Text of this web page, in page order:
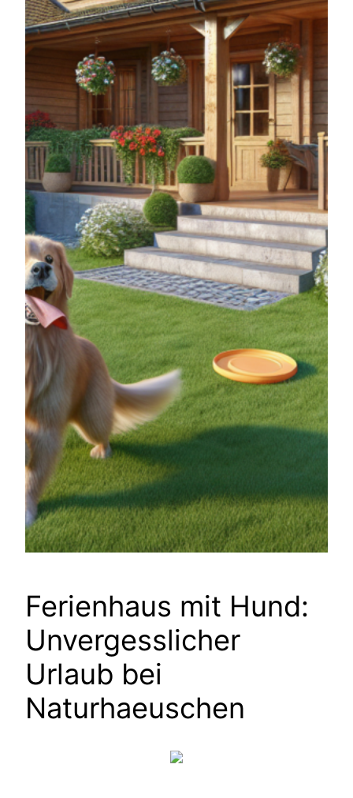
Ferienhaus mit Hund:
Unvergesslicher
Urlaub bei
Naturhaeuschen